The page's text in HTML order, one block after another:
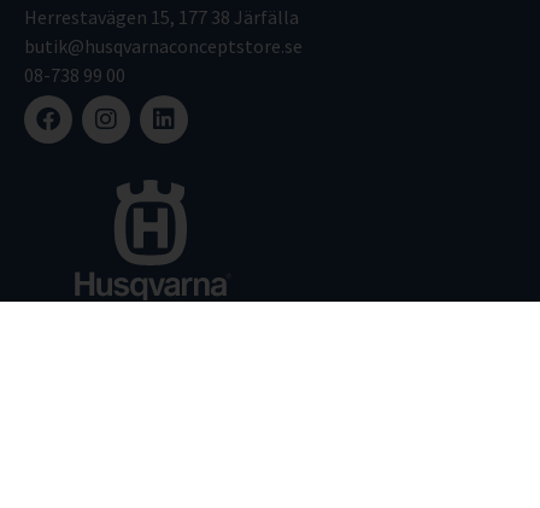
Herrestavägen 15, 177 38 Järfälla
butik@husqvarnaconceptstore.se
08-738 99 00